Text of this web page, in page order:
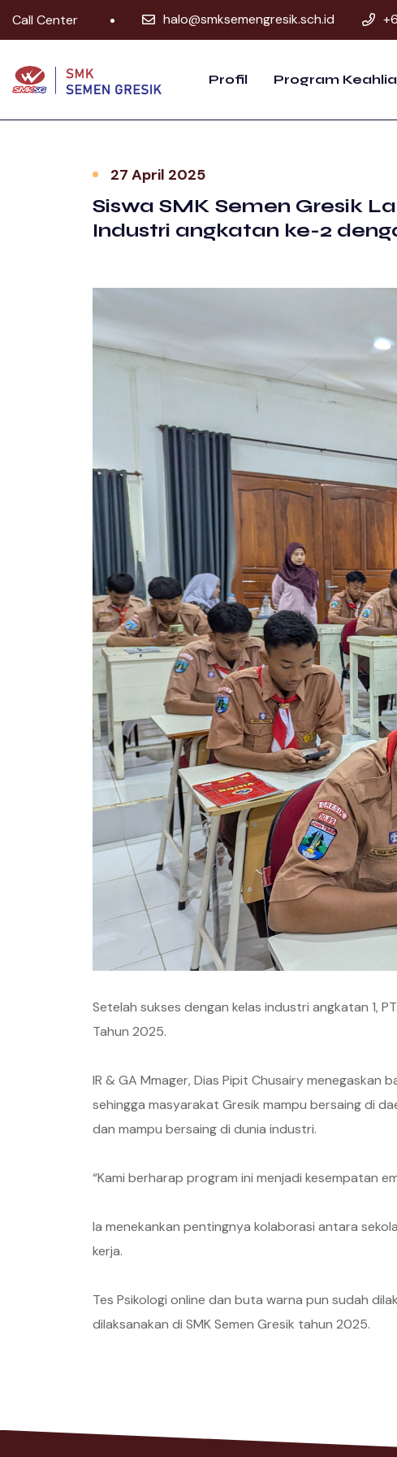
Call Center halo@smksemengresik.sch.id
Profil Program
27 April 2025
Siswa SMK Semen Gresik
Industri angkatan ke-2
Setelah sukses dengan kelas industri angkatan 1,
Tahun 2025.
IR & GA Mmager, Dias Pipit Chusairy
sehingga masyarakat Gresik mampu bersaing di
dan mampu bersaing di dunia industri.
“Kami berharap program ini menjadi kesempatan
Ia menekankan pentingnya kolaborasi antara
kerja.
Tes Psikologi online dan buta warna pun sudah
dilaksanakan di SMK Semen Gresik tahun 2025.